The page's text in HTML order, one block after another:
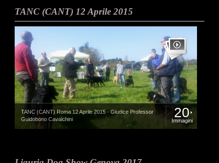
TANC (CANT) 12 Aprile 2015
TANC (CANT) Roma 12 Aprile 2015 - Giudice Professor
Guidobono Cavalchini
20
Immagini